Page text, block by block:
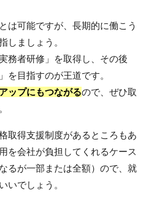
は可能ですが、長期的に働こう
しましょう。
務者研修」を取得し、その後
を目指すのが王道です。
ップにもつながるので、ぜひ取
取得支援制度があるところもあ
を会社が負担してくれるケース
るが一部または全額）ので、就
いでしょう。